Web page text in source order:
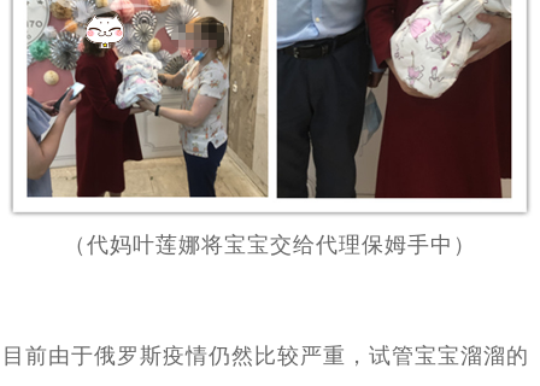
趣事实 [2021-04-14]
访谈：有关试管婴儿的13个问题，生殖医生相信科学的力
量，牧师反对IVF [2021-04-13]
代怀孕妈妈代怀有什么好处
[2021-03-30]
赴海外试管婴儿求子，代怀孕合同里哪些责任与义务
[2021-03-29]
俄罗斯再发重磅公告，政府补助10万鼓励民众加大生育力
度，试管婴儿辅助生殖是一个重要补充 [2021-03-02]
中国朋友找俄罗斯试管婴儿DY机构代怀，你知道代怀妈妈
一家是怎么想的吗 [2021-02-26]
代怀亲历者：未经他人苦,莫劝人向善，可怜天下父母心。
[2021-02-02]
胚胎成功着床，第二批赴俄罗斯试管婴儿求子归来，14天
魔法助孕，俄罗斯民间不做试管婴儿时，听说这种求子方
（代妈叶莲娜将宝宝交给代理保姆手中）
目前由于俄罗斯疫情仍然比较严重，试管宝宝溜溜的